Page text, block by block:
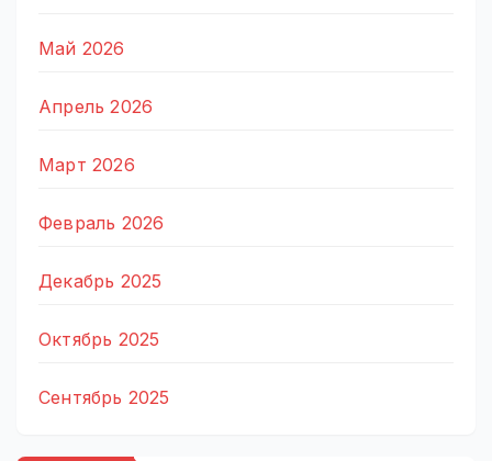
Май 2026
Апрель 2026
Март 2026
Февраль 2026
Декабрь 2025
Октябрь 2025
Сентябрь 2025